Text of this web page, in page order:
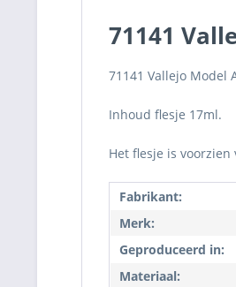
71141
71141 Vallejo Model
Inhoud flesje 17ml.
Het flesje is
Fabrikant:
Merk:
Geproduceerd in:
Materiaal: